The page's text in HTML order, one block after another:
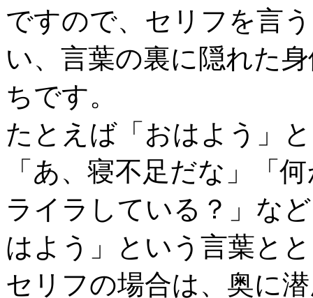
ですので、セリフを言
い、言葉の裏に隠れた
ちです。
たとえば「おはよう」
「あ、寝不足だな」「
ライラしている？」な
はよう」という言葉と
セリフの場合は、奥に